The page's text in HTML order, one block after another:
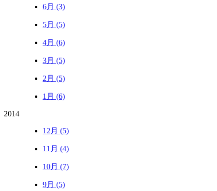
6月 (3)
5月 (5)
4月 (6)
3月 (5)
2月 (5)
1月 (6)
2014
12月 (5)
11月 (4)
10月 (7)
9月 (5)